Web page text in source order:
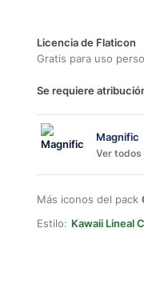
Licencia de Flaticon
Gratis para uso
Se requiere
Magnific
Ver
Más iconos del pack
Estilo: Kawaii Lineal